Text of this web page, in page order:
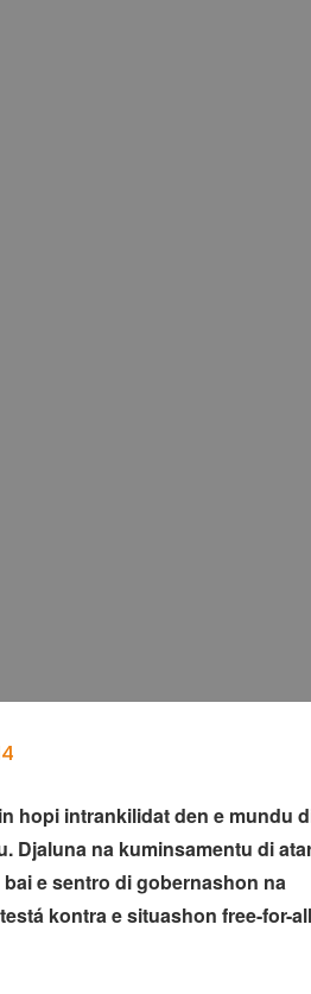
hopi intrankilidat den e mundu
Djaluna na kuminsamentu di
e sentro di gobernashon na
kontra e situashon free-for-